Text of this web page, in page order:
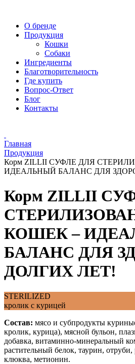
О бренде
Продукция
Кошки
Собаки
Ингредиенты
Благотворительность
Где купить
Вопрос-Ответ
Блог
Контакты
Главная
Продукция
Корм ZILLII СУФЛЕ ДЛЯ
ИДЕАЛЬНЫЙ БАЛАНС ДЛЯ
Корм ZILLII
КОШЕК –
БАЛАНС ДЛЯ
ДОЛГИХ ЛЕТ!
STERILIZED
кролик с курицей
Состав: мясо и субпродукты
кролик, курица), мясной бульон,
добавка, витаминно-минеральный
растительный белок, таурин, отруби,
клюква, метионин.